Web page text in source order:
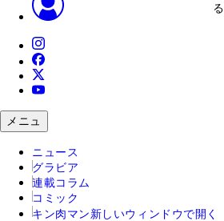
る
メニュ
ニュース
グラビア
連載コラム
コミック
キン肉マン 新しいウィンドウで開く